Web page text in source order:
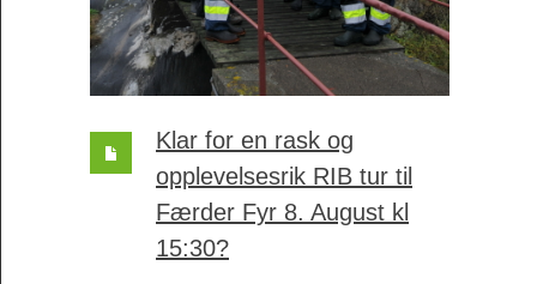
Klar for en rask og
opplevelsesrik RIB tur til
Færder Fyr 8. August kl
15:30?